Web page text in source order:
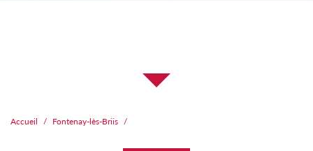
Accueil Fontenay-lès-Briis